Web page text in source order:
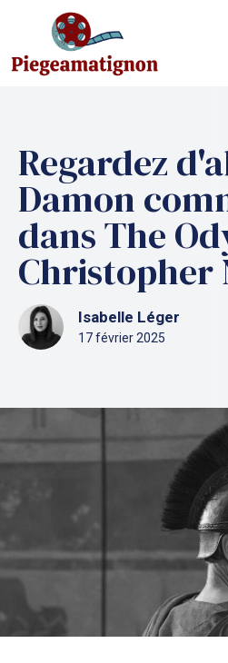
contenu
Regardez
Damon
dans The
Christopher
Isabelle Léger
17 février 2025